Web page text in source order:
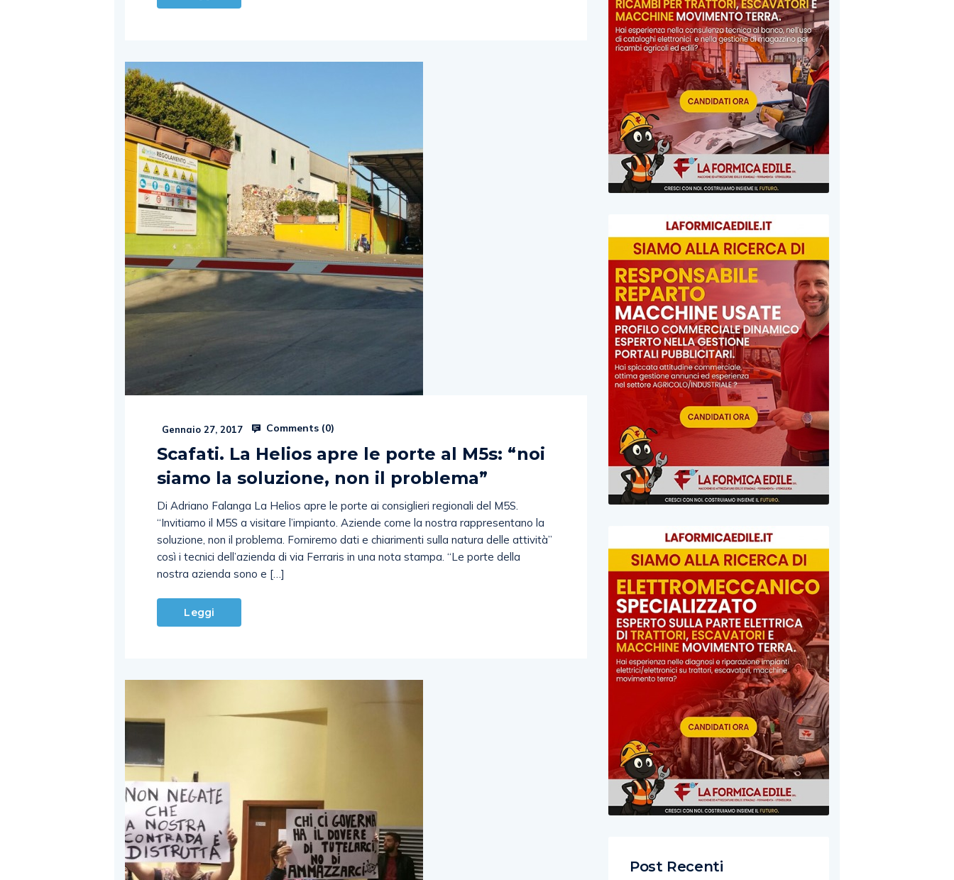
Gennaio 27, 2017 Comments (0)
Scafati. La Helios apre le porte al M5s: “noi
siamo la soluzione, non il problema”
Di Adriano Falanga La Helios apre le porte ai consiglieri regionali del M5S.
“Invitiamo il M5S a visitare l’impianto. Aziende come la nostra rappresentano la
soluzione, non il problema. Forniremo dati e chiarimenti sulla natura delle attività”
così i tecnici dell’azienda di via Ferraris in una nota stampa. “Le porte della
nostra azienda sono e […]
Leggi
Post Recenti